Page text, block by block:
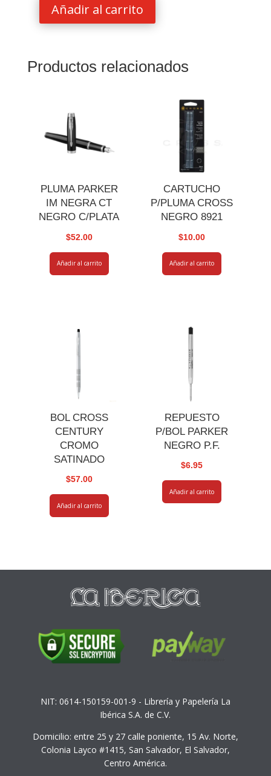
PARKER
WATERLOO
Añadir al carrito
Productos relacionados
PLUMA PARKER
IM NEGRA CT
NEGRO C/PLATA
$52.00
Añadir al carrito
CARTUCHO
P/PLUMA CROSS
NEGRO 8921
$10.00
Añadir al carrito
BOL CROSS
CENTURY
CROMO
SATINADO
$57.00
Añadir al carrito
REPUESTO
P/BOL PARKER
NEGRO P.F.
$6.95
Añadir al carrito
NIT: 0614-150159-001-9 - Librería y Papelería La
Ibérica S.A. de C.V.
Domicilio: entre 25 y 27 calle poniente, 15 Av. Norte,
Colonia Layco #1415, San Salvador, El Salvador,
Centro América.